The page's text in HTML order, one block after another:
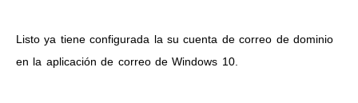
Listo ya tiene configurada la su cuenta de correo de dominio
en la aplicación de correo de Windows 10.